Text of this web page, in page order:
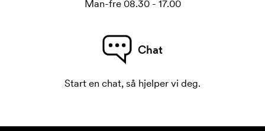
Man-fre 08.30 - 17.00
Chat
Start en chat, så hjelper vi deg.